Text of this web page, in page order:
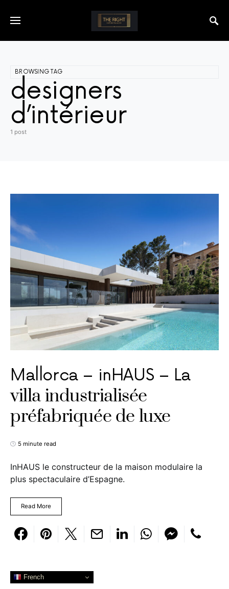
BROWSING TAG
designers
d’intérieur
1 post
Mallorca – inHAUS – La
villa industrialisée
préfabriquée de luxe
5 minute read
InHAUS le constructeur de la maison modulaire la
plus spectaculaire d’Espagne.
Read More
French